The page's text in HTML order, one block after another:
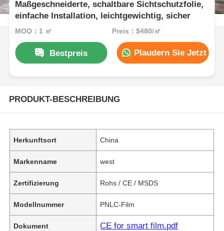
Maßgeschneiderte, schaltbare Sichtschutzfolie,
einfache Installation, leichtgewichtig, sicher
MOQ：1 ㎡ Preis：$480/㎡
Bestpreis Plaudern Sie Jetzt
PRODUKT-BESCHREIBUNG
Herkunftsort China
Markenname west
Zertifizierung Rohs / CE / MSDS
Modellnummer PNLC-Film
Dokument CE for smart film.pdf